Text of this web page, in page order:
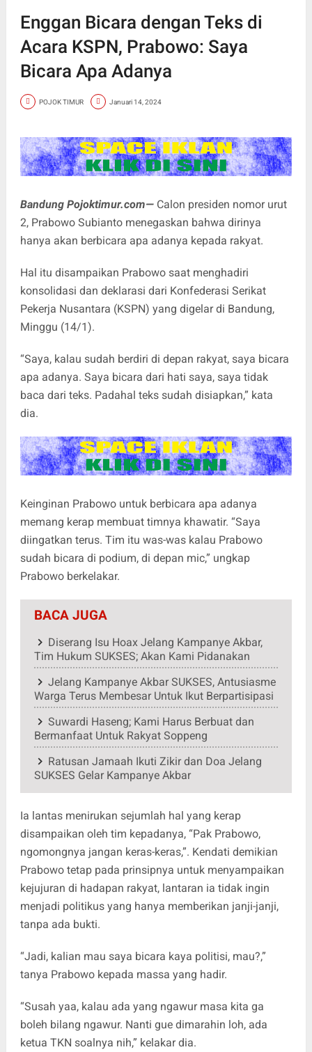
Enggan Bicara dengan Teks di
Acara KSPN, Prabowo: Saya
Bicara Apa Adanya
POJOK TIMUR Januari 14, 2024
Bandung Pojoktimur.com—Calon presiden nomor urut
2, Prabowo Subianto menegaskan bahwa dirinya
hanya akan berbicara apa adanya kepada rakyat.
Hal itu disampaikan Prabowo saat menghadiri
konsolidasi dan deklarasi dari Konfederasi Serikat
Pekerja Nusantara (KSPN) yang digelar di Bandung,
Minggu (14/1).
“Saya, kalau sudah berdiri di depan rakyat, saya bicara
apa adanya. Saya bicara dari hati saya, saya tidak
baca dari teks. Padahal teks sudah disiapkan,” kata
dia.
Keinginan Prabowo untuk berbicara apa adanya
memang kerap membuat timnya khawatir. “Saya
diingatkan terus. Tim itu was-was kalau Prabowo
sudah bicara di podium, di depan mic,” ungkap
Prabowo berkelakar.
BACA JUGA
Diserang Isu Hoax Jelang Kampanye Akbar,
Tim Hukum SUKSES; Akan Kami Pidanakan
Jelang Kampanye Akbar SUKSES, Antusiasme
Warga Terus Membesar Untuk Ikut Berpartisipasi
Suwardi Haseng; Kami Harus Berbuat dan
Bermanfaat Untuk Rakyat Soppeng
Ratusan Jamaah Ikuti Zikir dan Doa Jelang
SUKSES Gelar Kampanye Akbar
Ia lantas menirukan sejumlah hal yang kerap
disampaikan oleh tim kepadanya, “Pak Prabowo,
ngomongnya jangan keras-keras,”. Kendati demikian
Prabowo tetap pada prinsipnya untuk menyampaikan
kejujuran di hadapan rakyat, lantaran ia tidak ingin
menjadi politikus yang hanya memberikan janji-janji,
tanpa ada bukti.
“Jadi, kalian mau saya bicara kaya politisi, mau?,”
tanya Prabowo kepada massa yang hadir.
“Susah yaa, kalau ada yang ngawur masa kita ga
boleh bilang ngawur. Nanti gue dimarahin loh, ada
ketua TKN soalnya nih,” kelakar dia.